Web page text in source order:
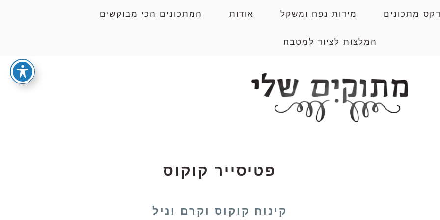
מתכונים מידות נפח ומשקל אודות המתכונים הכי מבוקשים
המלצות לציוד למטבח
פטיסייר קוקוס
קינוח קוקוס וקרם וניל